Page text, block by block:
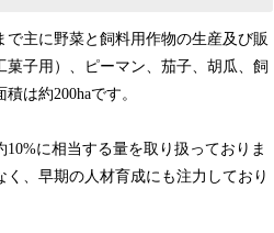
主に野菜と飼料用作物の生産及び販
子用）、ピーマン、茄子、胡瓜、飼
は約200haです。
に相当する量を取り扱っておりま
、早期の人材育成にも注力しており